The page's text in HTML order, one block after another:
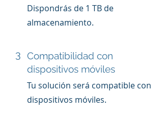
Dispondrás de 1 TB de
almacenamiento.
3 Compatibilidad con
dispositivos móviles
Tu solución será compatible con
dispositivos móviles.